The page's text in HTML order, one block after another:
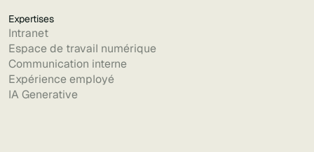
Expertises
Intranet
Espace de travail numérique
Communication interne
Expérience employé
IA Generative